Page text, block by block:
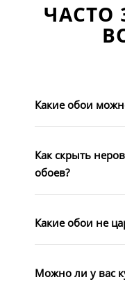
ЧАСТО
Какие обои
Как скрыть
обоев?
Какие обои не
Можно ли у вас